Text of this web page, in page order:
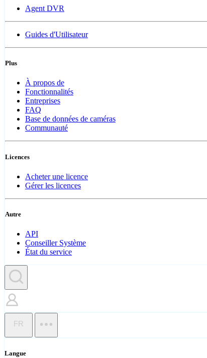
Agent DVR
Guides d'Utilisateur
Plus
À propos de
Fonctionnalités
Entreprises
FAQ
Base de données de caméras
Communauté
Licences
Acheter une licence
Gérer les licences
Autre
API
Conseiller Système
État du service
FR
Langue